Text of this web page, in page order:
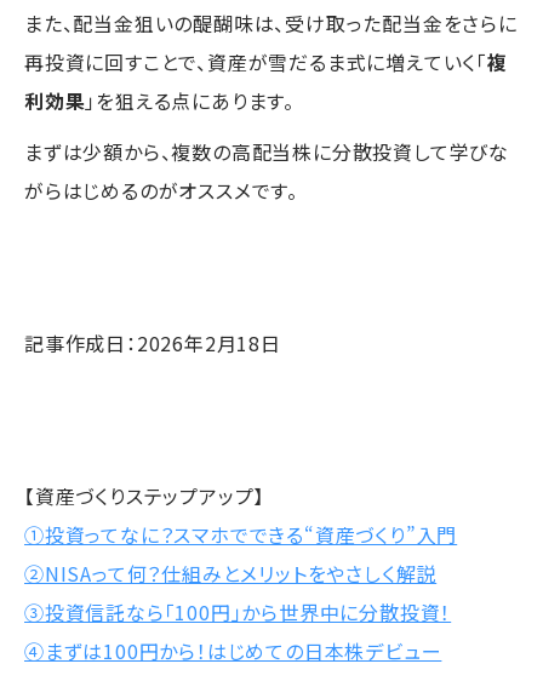
また、配当金狙いの醍醐味は、受け取った配当金をさらに
再投資に回すことで、資産が雪だるま式に増えていく「複
利効果」を狙える点にあります。
まずは少額から、複数の高配当株に分散投資して学びな
がらはじめるのがオススメです。
記事作成日：2026年2月18日
【資産づくりステップアップ】
①投資ってなに？スマホでできる“資産づくり”入門
②NISAって何？仕組みとメリットをやさしく解説
③投資信託なら「100円」から世界中に分散投資！
④まずは100円から！はじめての日本株デビュー